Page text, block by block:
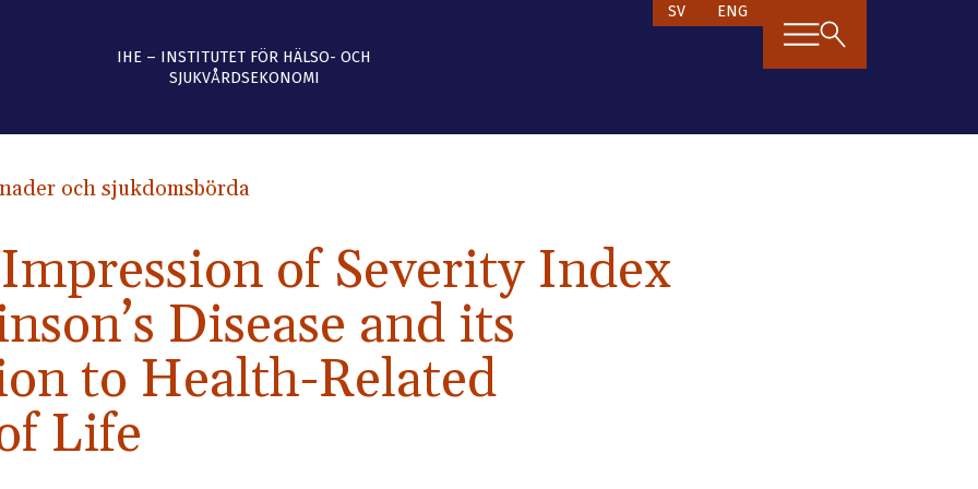
IHE – INSTITUTET FÖR HÄLSO- OCH
SJUKVÅRDSEKONOMI
SV ENG
och sjukdomsbörda
of Severity Index
Disease and its
to Health-Related
Life